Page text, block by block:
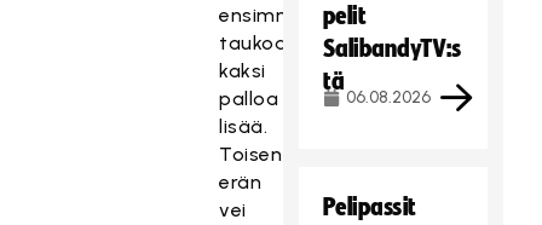
ensimmäistä
taukoa
kaksi
palloa
lisää.
Toisen
erän
vei
pelit
SalibandyTV:s
tä
06.08.2026
Pelipassit